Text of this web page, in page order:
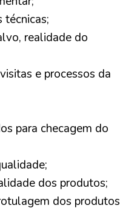
técnicas;
realidade do
e processos da
para checagem do
dos produtos;
dos produtos